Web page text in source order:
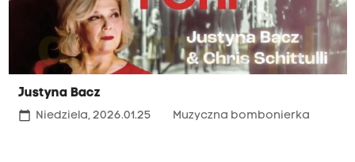
Justyna Bacz
calendar_today Niedziela, 2026.01.25 Muzyczna bombonierka